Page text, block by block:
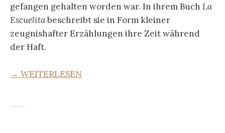
gefangen gehalten worden war. In ihrem Buch La
Escuelitabeschreibt sie in Form kleiner
zeugnishafter Erzählungen ihre Zeit während
der Haft.
→ WEITERLESEN